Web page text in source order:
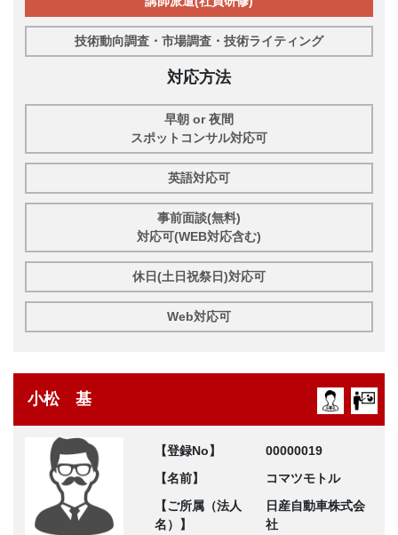
技術動向調査・市場調査・技術ライティング
対応方法
早朝 or 夜間
スポットコンサル対応可
英語対応可
事前面談(無料)
対応可(WEB対応含む)
休日(土日祝祭日)対応可
Web対応可
小松 基
【登録No】
00000019
【名前】
コマツモトル
【ご所属（法人
名）】
日産自動車株式会
社